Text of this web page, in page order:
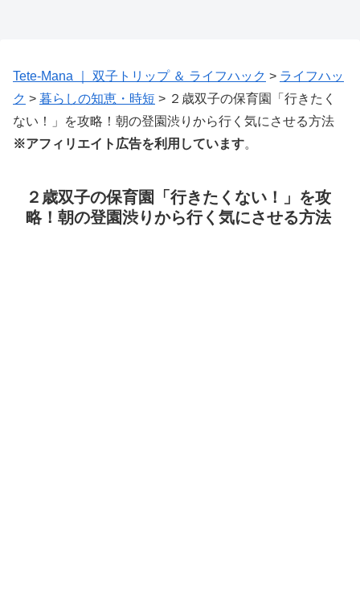
Tete-Mana ｜ 双子トリップ ＆ ライフハック > ライフハッ
ク > 暮らしの知恵・時短 > ２歳双子の保育園「行きたく
ない！」を攻略！朝の登園渋りから行く気にさせる方法
※アフィリエイト広告を利用しています。
２歳双子の保育園「行きたくない！」を攻
略！朝の登園渋りから行く気にさせる方法